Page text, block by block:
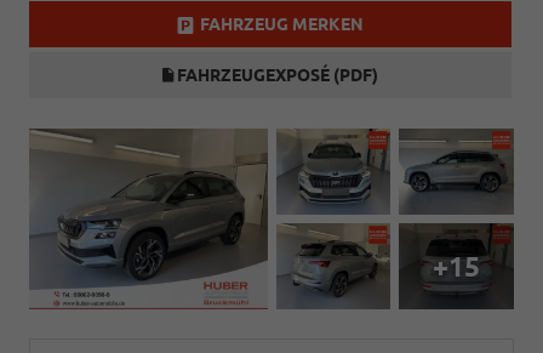
FAHRZEUG MERKEN
FAHRZEUGEXPOSÉ (PDF)
+15